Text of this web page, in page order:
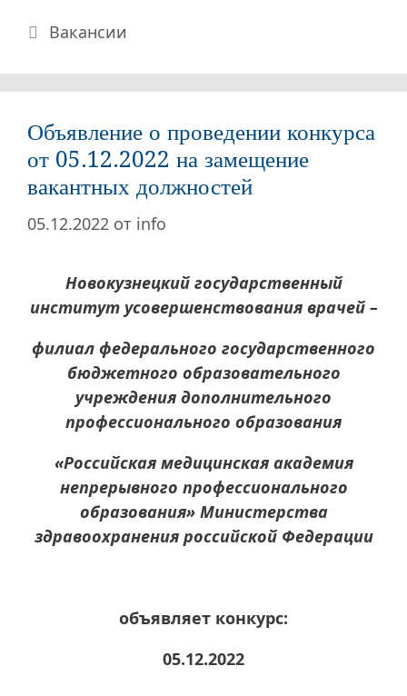
Рубрики
Вакансии
Объявление о проведении конкурса
от 05.12.2022 на замещение
вакантных должностей
05.12.2022 от info
Новокузнецкий государственный
институт усовершенствования врачей –
филиал федерального государственного
бюджетного образовательного
учреждения дополнительного
профессионального образования
«Российская медицинская академия
непрерывного профессионального
образования» Министерства
здравоохранения российской Федерации
объявляет конкурс:
05.12.2022